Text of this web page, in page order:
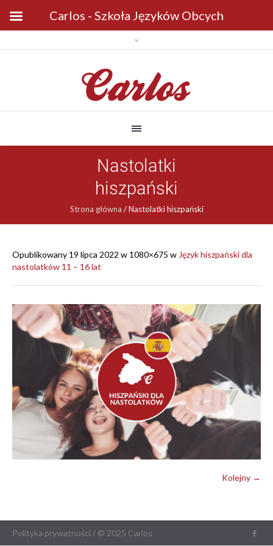
Nastolatki
hiszpański
Strona główna /Nastolatki hiszpański
Opublikowany 19 lipca 2022 w 1080×675 w Język hiszpański dla
nastolatków 11 – 16 lat
Kolejny →
Polityka prywatności / © 2025 Carlos
Carlos - Szkoła Języków Obcych